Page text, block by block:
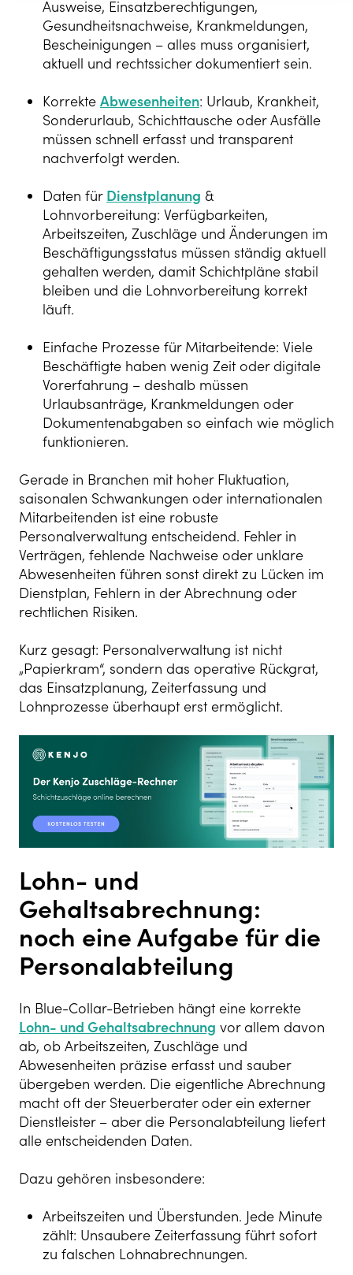
Ausweise, Einsatzberechtigungen,
Gesundheitsnachweise, Krankmeldungen,
Bescheinigungen – alles muss organisiert,
aktuell und rechtssicher dokumentiert sein.
Korrekte Abwesenheiten: Urlaub, Krankheit,
Sonderurlaub, Schichttausche oder Ausfälle
müssen schnell erfasst und transparent
nachverfolgt werden.
Daten für Dienstplanung &
Lohnvorbereitung: Verfügbarkeiten,
Arbeitszeiten, Zuschläge und Änderungen im
Beschäftigungsstatus müssen ständig aktuell
gehalten werden, damit Schichtpläne stabil
bleiben und die Lohnvorbereitung korrekt
läuft.
Einfache Prozesse für Mitarbeitende: Viele
Beschäftigte haben wenig Zeit oder digitale
Vorerfahrung – deshalb müssen
Urlaubsanträge, Krankmeldungen oder
Dokumentenabgaben so einfach wie möglich
funktionieren.
Gerade in Branchen mit hoher Fluktuation,
saisonalen Schwankungen oder internationalen
Mitarbeitenden ist eine robuste
Personalverwaltung entscheidend. Fehler in
Verträgen, fehlende Nachweise oder unklare
Abwesenheiten führen sonst direkt zu Lücken im
Dienstplan, Fehlern in der Abrechnung oder
rechtlichen Risiken.
Kurz gesagt: Personalverwaltung ist nicht
„Papierkram“, sondern das operative Rückgrat,
das Einsatzplanung, Zeiterfassung und
Lohnprozesse überhaupt erst ermöglicht.
Lohn- und
Gehaltsabrechnung:
noch eine Aufgabe für die
Personalabteilung
In Blue-Collar-Betrieben hängt eine korrekte
Lohn- und Gehaltsabrechnung vor allem davon
ab, ob Arbeitszeiten, Zuschläge und
Abwesenheiten präzise erfasst und sauber
übergeben werden. Die eigentliche Abrechnung
macht oft der Steuerberater oder ein externer
Dienstleister – aber die Personalabteilung liefert
alle entscheidenden Daten.
Dazu gehören insbesondere:
Arbeitszeiten und Überstunden. Jede Minute
zählt: Unsaubere Zeiterfassung führt sofort
zu falschen Lohnabrechnungen.